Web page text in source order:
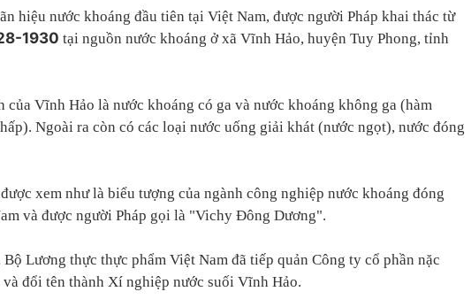
hiệu nước khoáng đầu tiên tại Việt Nam, được người Pháp khai thác từ
1930 tại nguồn nước khoáng ở xã Vĩnh Hảo, huyện Tuy Phong, tỉnh
của Vĩnh Hảo là nước khoáng có ga và nước khoáng không ga (hàm
Ngoài ra còn có các loại nước uống giải khát (nước ngọt), nước đóng
xem như là biểu tượng của ngành công nghiệp nước khoáng đóng
và được người Pháp gọi là "Vichy Đông Dương".
Bộ Lương thực thực phẩm Việt Nam đã tiếp quản Công ty cổ phần nặc
đổi tên thành Xí nghiệp nước suối Vĩnh Hảo.